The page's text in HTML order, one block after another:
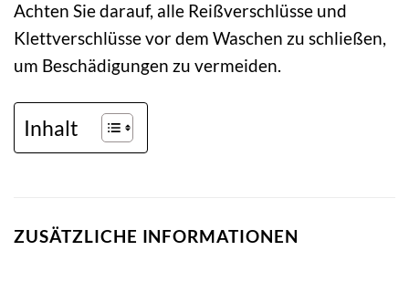
Achten Sie darauf, alle Reißverschlüsse und
Klettverschlüsse vor dem Waschen zu schließen,
um Beschädigungen zu vermeiden.
Inhalt
ZUSÄTZLICHE INFORMATIONEN